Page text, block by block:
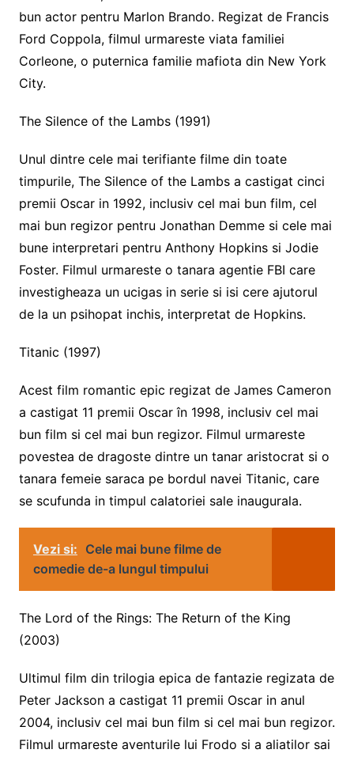
bun actor pentru Marlon Brando. Regizat de Francis
Ford Coppola, filmul urmareste viata familiei
Corleone, o puternica familie mafiota din New York
City.
The Silence of the Lambs (1991)
Unul dintre cele mai terifiante filme din toate
timpurile, The Silence of the Lambs a castigat cinci
premii Oscar in 1992, inclusiv cel mai bun film, cel
mai bun regizor pentru Jonathan Demme si cele mai
bune interpretari pentru Anthony Hopkins si Jodie
Foster. Filmul urmareste o tanara agentie FBI care
investigheaza un ucigas in serie si isi cere ajutorul
de la un psihopat inchis, interpretat de Hopkins.
Titanic (1997)
Acest film romantic epic regizat de James Cameron
a castigat 11 premii Oscar în 1998, inclusiv cel mai
bun film si cel mai bun regizor. Filmul urmareste
povestea de dragoste dintre un tanar aristocrat si o
tanara femeie saraca pe bordul navei Titanic, care
se scufunda in timpul calatoriei sale inaugurala.
Vezi si: Cele mai bune filme de
comedie de-a lungul timpului
The Lord of the Rings: The Return of the King
(2003)
Ultimul film din trilogia epica de fantazie regizata de
Peter Jackson a castigat 11 premii Oscar in anul
2004, inclusiv cel mai bun film si cel mai bun regizor.
Filmul urmareste aventurile lui Frodo si a aliatilor sai